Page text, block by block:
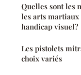
Quelles sont les
les arts martiaux
handicap visuel?
Les pistolets
choix variés